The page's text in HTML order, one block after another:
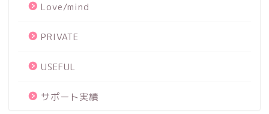
Love/mind
PRIVATE
USEFUL
サポート実績